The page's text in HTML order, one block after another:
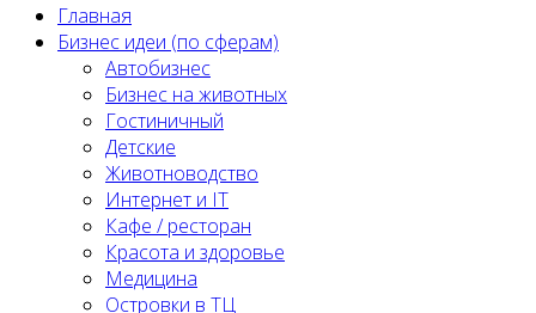
Главная
Бизнес идеи (по сферам)
Автобизнес
Бизнес на животных
Гостиничный
Детские
Животноводство
Интернет и IT
Кафе / ресторан
Красота и здоровье
Медицина
Островки в ТЦ